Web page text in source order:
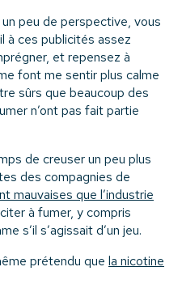
peu de perspective, vous
ces publicités assez
et repensez à
font me sentir plus calme
sûrs que beaucoup des
n’ont pas fait partie
de creuser un peu plus
des compagnies de
mauvaises que l’industrie
à fumer, y compris
s’il s’agissait d’un jeu.
prétendu que la nicotine